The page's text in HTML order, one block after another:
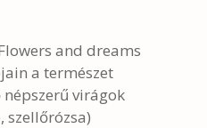
and dreams
a természet
virágok
szellőrózsa)